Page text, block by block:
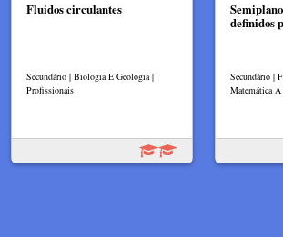
Fluidos circulantes
Secundário | Biologia E Geologia |
Profissionais
definidos
Secundário |
Matemática A